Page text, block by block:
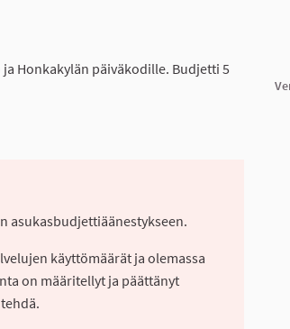
Honkakylän päiväkodille. Budjetti 5
asukasbudjettiäänestykseen.
käyttömäärät ja olemassa
on määritellyt ja päättänyt